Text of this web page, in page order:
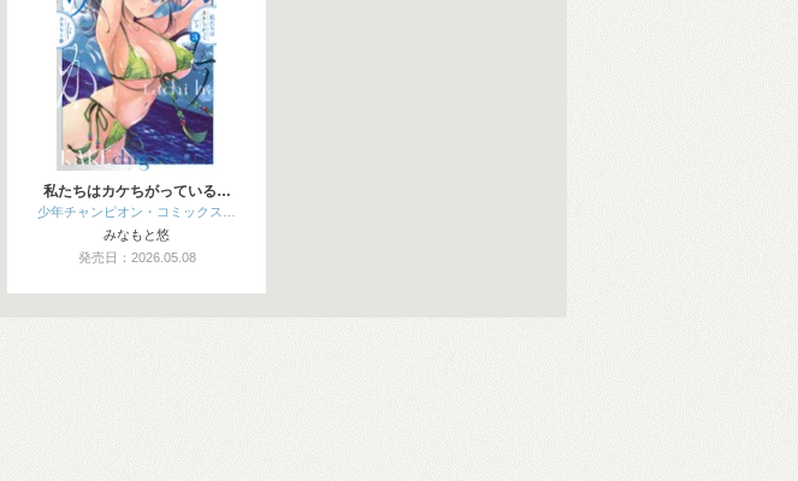
私たちはカケちがっている…
少年チャンピオン・コミックス…
みなもと悠
発売日：2026.05.08